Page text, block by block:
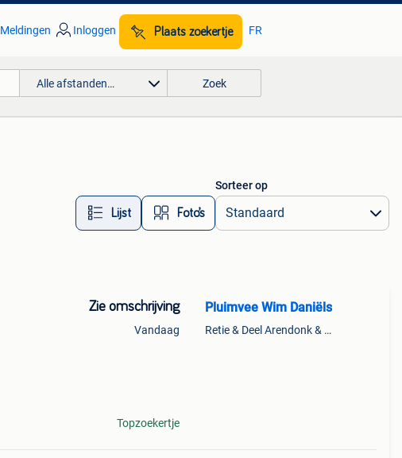
Meldingen Inloggen Plaats zoekertje FR
Alle afstanden… Zoek
Lijst Foto’s
Sorteer op
Zie omschrijving
Vandaag
Topzoekertje
Pluimvee Wim Daniëls
Retie & Deel Arendonk & Oud-Turnhout